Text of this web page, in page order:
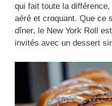
qui fait toute la
aéré et croquant. Que ce
dîner, le New York Roll
invités avec un dessert